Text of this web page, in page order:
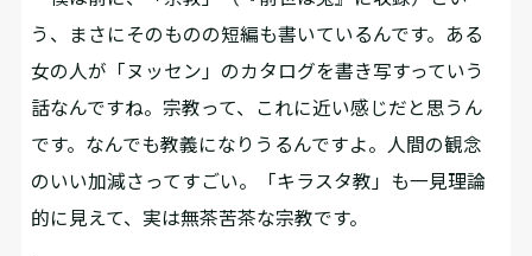
う、まさにそのものの短編も書いているんです。ある
女の人が「ヌッセン」のカタログを書き写すっていう
話なんですね。宗教って、これに近い感じだと思うん
です。なんでも教義になりうるんですよ。人間の観念
のいい加減さってすごい。「キラスタ教」も一見理論
的に見えて、実は無茶苦茶な宗教です。